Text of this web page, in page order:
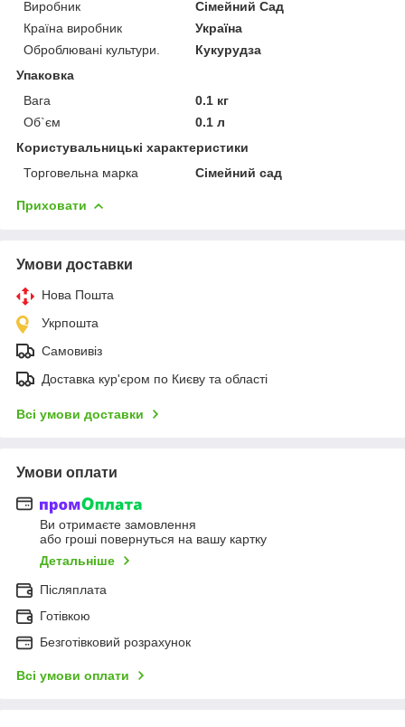
Виробник
Сімейний Сад
Країна виробник
Україна
Оброблювані культури.
Кукурудза
Упаковка
Вага
0.1 кг
Об`єм
0.1 л
Користувальницькі характеристики
Торговельна марка
Сімейний сад
Приховати
Умови доставки
Нова Пошта
Укрпошта
Самовивіз
Доставка кур'єром по Києву та області
Всі умови доставки
Умови оплати
Ви отримаєте замовлення
або гроші повернуться на вашу картку
Детальніше
Післяплата
Готівкою
Безготівковий розрахунок
Всі умови оплати